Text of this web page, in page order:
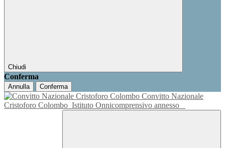
Chiudi
Conferma
Annulla Conferma
Convitto Nazionale
Cristoforo Colombo Istituto Onnicomprensivo annesso